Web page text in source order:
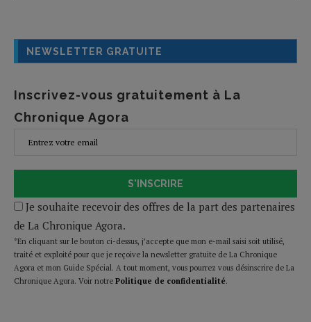
NEWSLETTER GRATUITE
Inscrivez-vous gratuitement à La
Chronique Agora
S'INSCRIRE
Je souhaite recevoir des offres de la part des partenaires
de La Chronique Agora.
*En cliquant sur le bouton ci-dessus, j’accepte que mon e-mail saisi soit utilisé,
traité et exploité pour que je reçoive la newsletter gratuite de La Chronique
Agora et mon Guide Spécial. A tout moment, vous pourrez vous désinscrire de La
Chronique Agora. Voir notre Politique de confidentialité.